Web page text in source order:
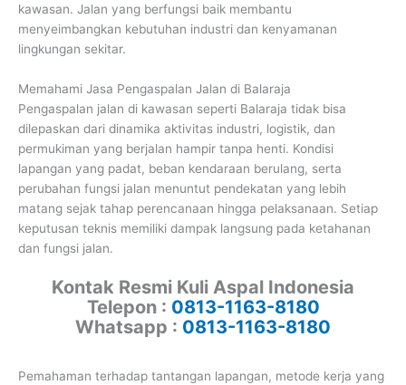
kawasan. Jalan yang berfungsi baik membantu
menyeimbangkan kebutuhan industri dan kenyamanan
lingkungan sekitar.
Memahami Jasa Pengaspalan Jalan di Balaraja
Pengaspalan jalan di kawasan seperti Balaraja tidak bisa
dilepaskan dari dinamika aktivitas industri, logistik, dan
permukiman yang berjalan hampir tanpa henti. Kondisi
lapangan yang padat, beban kendaraan berulang, serta
perubahan fungsi jalan menuntut pendekatan yang lebih
matang sejak tahap perencanaan hingga pelaksanaan. Setiap
keputusan teknis memiliki dampak langsung pada ketahanan
dan fungsi jalan.
Kontak Resmi Kuli Aspal Indonesia
Telepon : 0813-1163-8180
Whatsapp : 0813-1163-8180
Pemahaman terhadap tantangan lapangan, metode kerja yang